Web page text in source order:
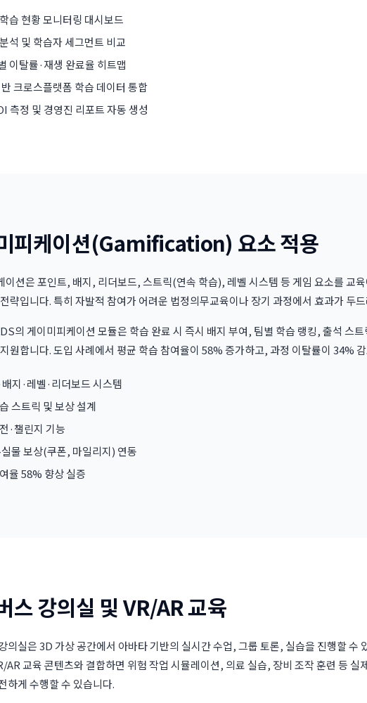
습 현황 모니터링 대시보드
석 및 학습자 세그먼트 비교
이탈률·재생 완료율 히트맵
크로스플랫폼 학습 데이터 통합
측정 및 경영진 리포트 자동 생성
피케이션(Gamification) 요소 적용
이션은 포인트, 배지, 리더보드, 스트릭(연속 학습), 레벨 시스템 등 게임 요소를 교
략입니다. 특히 자발적 참여가 어려운 법정의무교육이나 장기 과정에서 효과가 두
의 게이미피케이션 모듈은 학습 완료 시 즉시 배지 부여, 팀별 학습 랭킹, 출석 스
원합니다. 도입 사례에서 평균 학습 참여율이 58% 증가하고, 과정 이탈률이 34%
지·레벨·리더보드 시스템
스트릭 및 보상 설계
·챌린지 기능
물 보상(쿠폰, 마일리지) 연동
율 58% 향상 실증
스 강의실 및 VR/AR 교육
의실은 3D 가상 공간에서 아바타 기반의 실시간 수업, 그룹 토론, 실습을 진행할 수
AR 교육 콘텐츠와 결합하면 위험 작업 시뮬레이션, 의료 실습, 장비 조작 훈련 등 실
하게 수행할 수 있습니다.